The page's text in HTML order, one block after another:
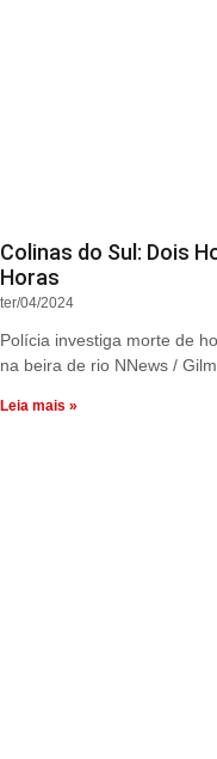
Colinas do Sul: Dois
Horas
ter/04/2024
Polícia investiga morte de
na beira de rio NNews /
Leia mais »